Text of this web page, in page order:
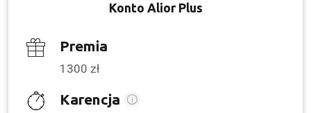
Konto Alior Plus
Premia
1300 zł
Karencja